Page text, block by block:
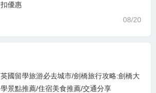
扣優惠
08/20
英國留學旅游必去城市/劍橋旅行攻略:劍橋大
學景點推薦/住宿美食推薦/交通分享